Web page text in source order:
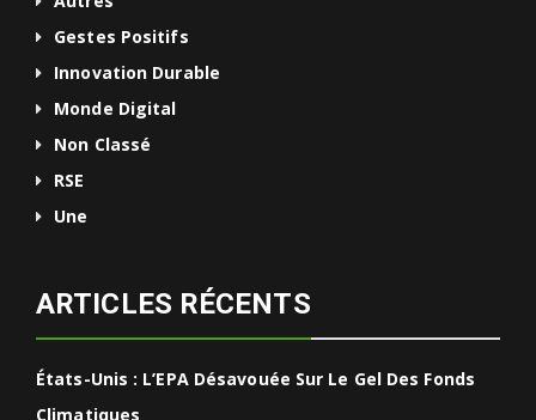
Gestes Positifs
Innovation Durable
Monde Digital
Non Classé
RSE
Une
ARTICLES RÉCENTS
États-Unis : L’EPA Désavouée Sur Le Gel Des Fonds
Climatiques